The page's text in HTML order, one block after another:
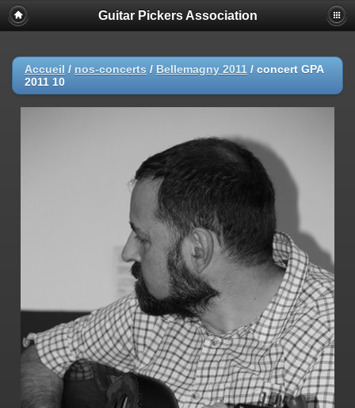
Guitar Pickers Association
Accueil / nos-concerts / Bellemagny 2011 / concert GPA
2011 10